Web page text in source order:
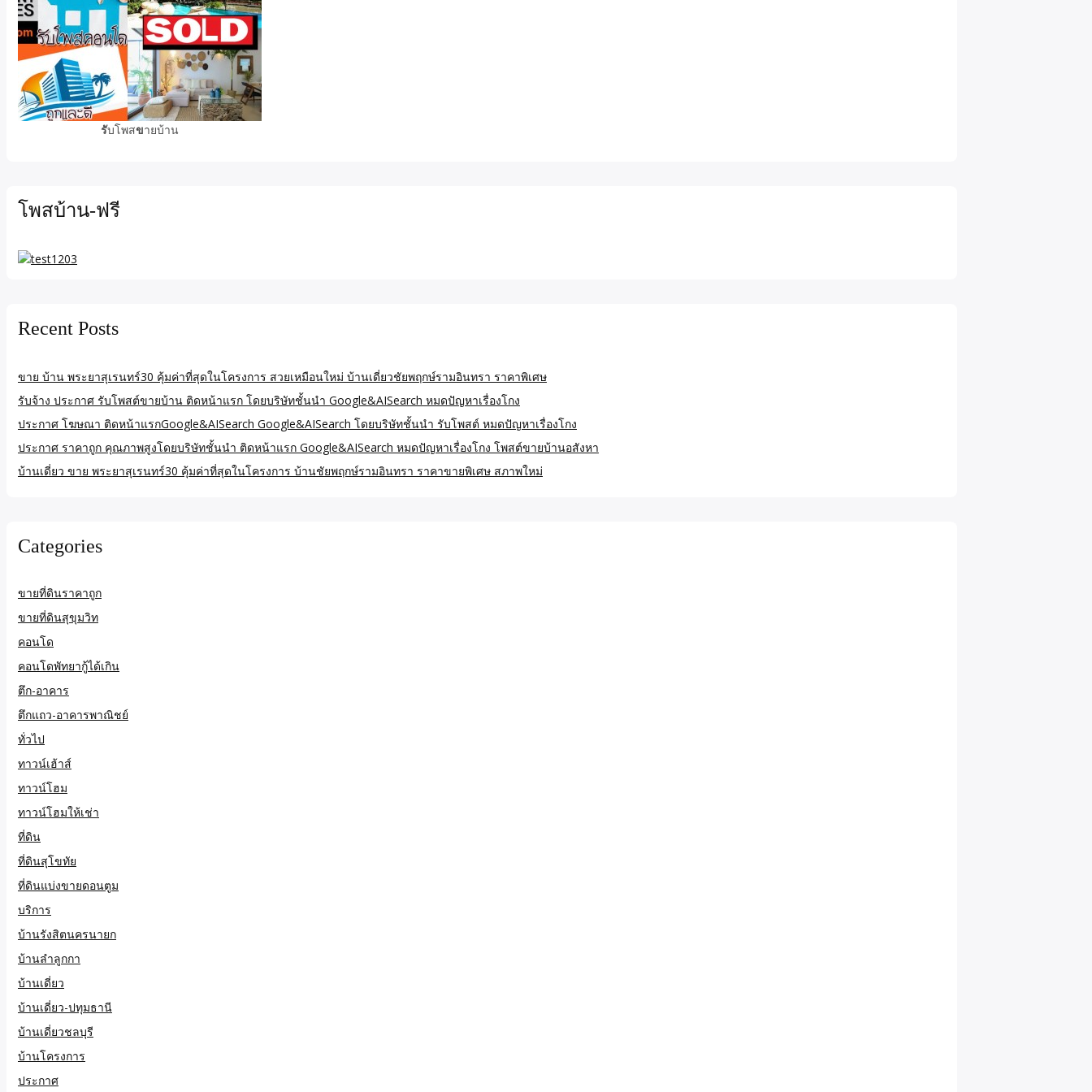
รับโพสขายบ้าน
โพสบ้าน-ฟรี
Recent Posts
ขาย บ้าน พระยาสุเรนทร์30 คุ้มค่าที่สุดในโครงการ สวยเหมือนใหม่ บ้านเดี่ยวชัยพฤกษ์รามอินทรา ราคาพิเศษ
รับจ้าง ประกาศ รับโพสต์ขายบ้าน ติดหน้าแรก โดยบริษัทชั้นนำ Google&AISearch หมดปัญหาเรื่องโกง
ประกาศ โฆษณา ติดหน้าแรกGoogle&AISearch Google&AISearch โดยบริษัทชั้นนำ รับโพสต์ หมดปัญหาเรื่องโกง
ประกาศ ราคาถูก คุณภาพสูงโดยบริษัทชั้นนำ ติดหน้าแรก Google&AISearch หมดปัญหาเรื่องโกง โพสต์ขายบ้านอสังหา
บ้านเดี่ยว ขาย พระยาสุเรนทร์30 คุ้มค่าที่สุดในโครงการ บ้านชัยพฤกษ์รามอินทรา ราคาขายพิเศษ สภาพใหม่
Categories
ขายที่ดินราคาถูก
ขายที่ดินสุขุมวิท
คอนโด
คอนโดพัทยากู้ได้เกิน
ตึก-อาคาร
ตึกแถว-อาคารพาณิชย์
ทั่วไป
ทาวน์เฮ้าส์
ทาวน์โฮม
ทาวน์โฮมให้เช่า
ที่ดิน
ที่ดินสุโขทัย
ที่ดินแบ่งขายดอนตูม
บริการ
บ้านรังสิตนครนายก
บ้านลำลูกกา
บ้านเดี่ยว
บ้านเดี่ยว-ปทุมธานี
บ้านเดี่ยวชลบุรี
บ้านโครงการ
ประกาศ